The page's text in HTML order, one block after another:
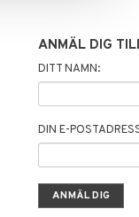
ANMÄL DIG
DITT NAMN:
DIN E-